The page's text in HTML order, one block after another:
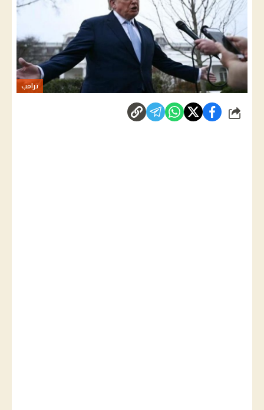
ترامب
شارك